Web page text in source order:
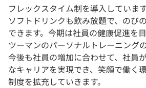
フレックスタイム制を導入していま
ソフトドリンクも飲み放題で、のび
できます。今期は社員の健康促進を
ツーマンのパーソナルトレーニング
今後も社員の増加に合わせて、社員
なキャリアを実現でき、笑顔で働く
制度を拡充していきます。